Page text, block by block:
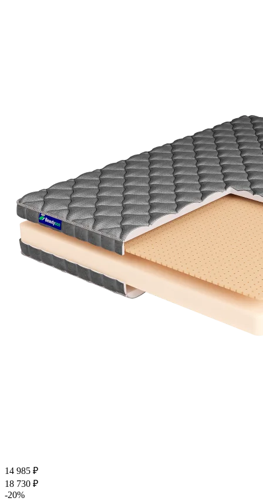
14 985 ₽
18 730 ₽
-20%